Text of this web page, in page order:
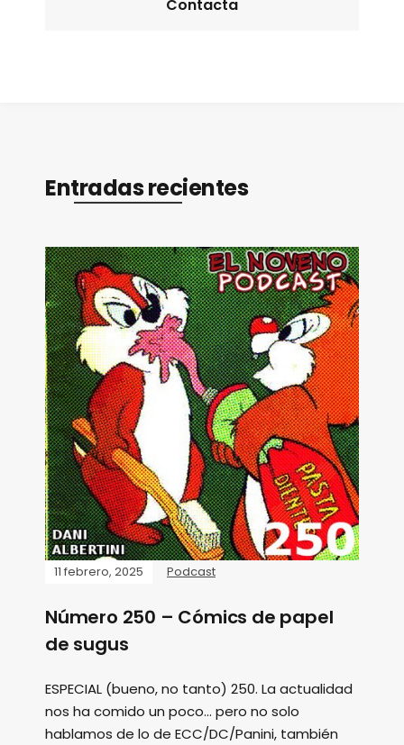
Contacta
Entradas recientes
11 febrero, 2025 Podcast
Número 250 – Cómics de papel
de sugus
ESPECIAL (bueno, no tanto) 250. La actualidad
nos ha comido un poco... pero no solo
hablamos de lo de ECC/DC/Panini, también